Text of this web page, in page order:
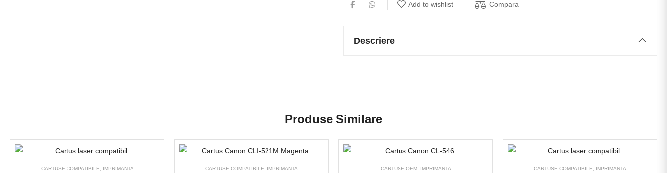
Add to wishlist Compara
Descriere
Produse Similare
CARTUSE COMPATIBILE IMPRIMANTA CARTUSE COMPATIBILE IMPRIMANTA CARTUSE OEM, IMPRIMANTA CARTUSE COMPATIBILE IMPRIMANTA